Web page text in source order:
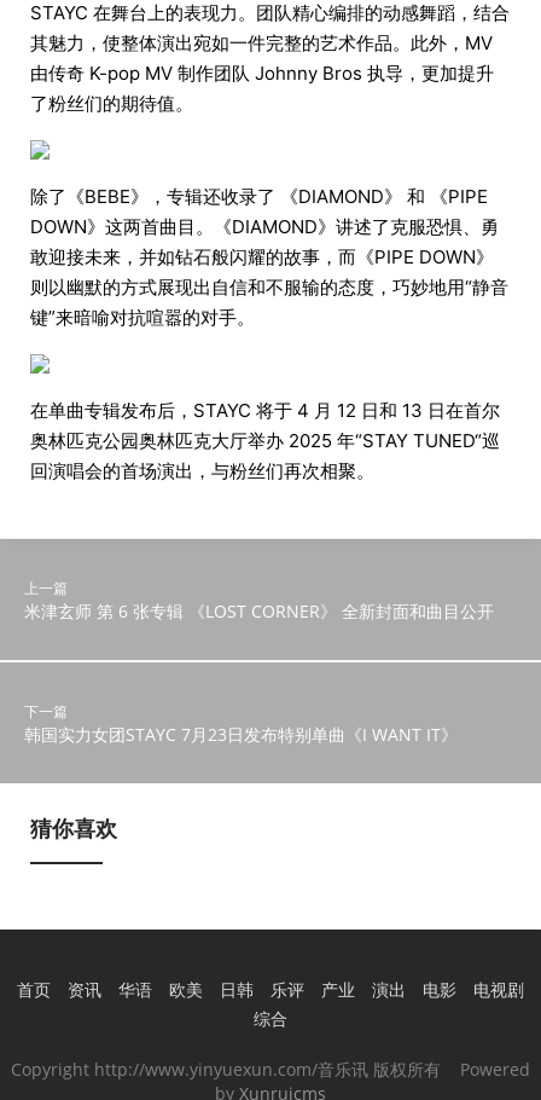
STAYC 在舞台上的表现力。团队精心编排的动感舞蹈，结合
其魅力，使整体演出宛如一件完整的艺术作品。此外，MV
由传奇 K-pop MV 制作团队 Johnny Bros 执导，更加提升
了粉丝们的期待值。
除了《BEBE》，专辑还收录了 《DIAMOND》 和 《PIPE
DOWN》这两首曲目。《DIAMOND》讲述了克服恐惧、勇
敢迎接未来，并如钻石般闪耀的故事，而《PIPE DOWN》
则以幽默的方式展现出自信和不服输的态度，巧妙地用“静音
键”来暗喻对抗喧嚣的对手。
在单曲专辑发布后，STAYC 将于 4 月 12 日和 13 日在首尔
奥林匹克公园奥林匹克大厅举办 2025 年“STAY TUNED“巡
回演唱会的首场演出，与粉丝们再次相聚。
上一篇
米津玄师 第 6 张专辑 《LOST CORNER》 全新封面和曲目公开
下一篇
韩国实力女团STAYC 7月23日发布特别单曲《I WANT IT》
猜你喜欢
首页 资讯 华语 欧美 日韩 乐评 产业 演出 电影
电视剧
综合
Copyright http://www.yinyuexun.com/音乐讯 版权所有 Powered
by Xunruicms